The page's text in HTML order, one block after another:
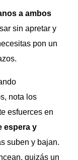
a ambos
sin apretar y
pon un
nota los
esfuerces en
espera y
suben y bajan.
quizás un